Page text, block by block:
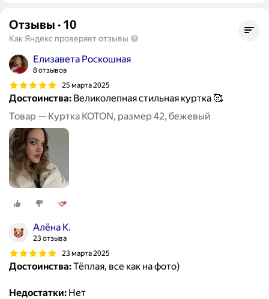
Отзывы · 10
Как Яндекс проверяет отзывы
Елизавета Роскошная
8 отзывов
25 марта 2025
Достоинства: Великолепная стильная куртка 🥰
Товар — Куртка KOTON, размер 42, бежевый
Алёна К.
23 отзыва
23 марта 2025
Достоинства:Тёплая, все как на фото)
Недостатки: Нет